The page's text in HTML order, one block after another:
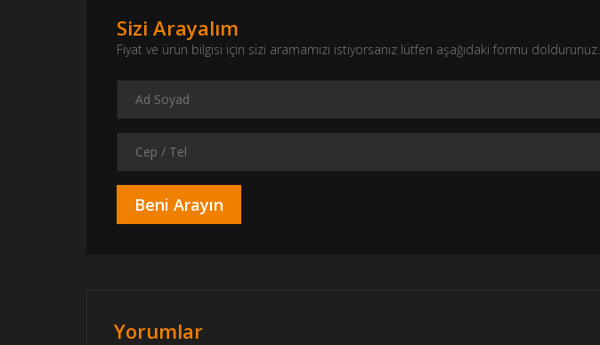
Sizi Arayalım
Fiyat ve ürün bilgisi için sizi aramamızı istiyorsanız lütfen aşağıdaki formu doldurunuz.
Yorumlar